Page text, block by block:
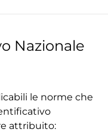
Nazionale
le norme che
attribuito: